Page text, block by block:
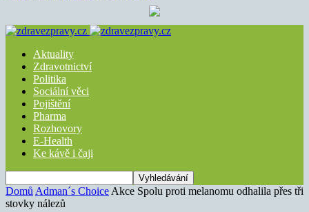
Aktuality
Zdravotnictví
Politika
Sociální věci
Pojištění
Pharma
Rozhovory
E-Health
Ke kávě i čaji
Domů Adman´s Choice Akce Spolu proti melanomu odhalila přes tři
stovky nálezů